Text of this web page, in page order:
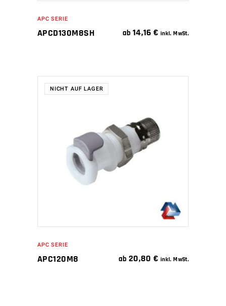
APC SERIE
APCD130M8SH ab 14,16€ inkl. MwSt.
NICHT AUF LAGER
WEITERLESEN
APC SERIE
APC120M8 ab 20,80€ inkl. MwSt.